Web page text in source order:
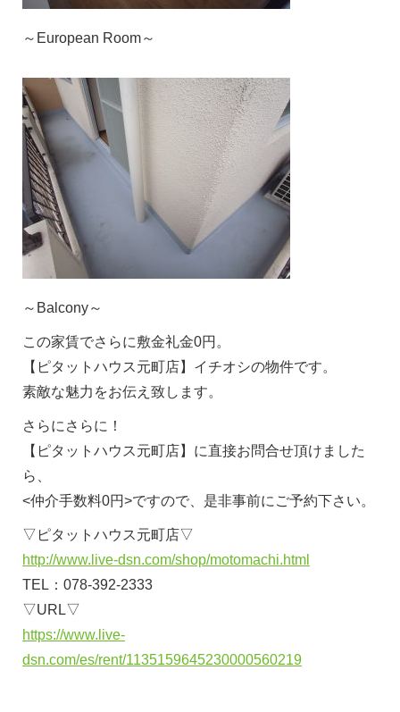
～European Room～
～Balcony～
この家賃でさらに敷金礼金0円。
【ピタットハウス元町店】イチオシの物件です。
素敵な魅力をお伝え致します。
さらにさらに！
【ピタットハウス元町店】に直接お問合せ頂けました
ら、
<仲介手数料0円>ですので、是非事前にご予約下さい。
▽ピタットハウス元町店▽
http://www.live-dsn.com/shop/motomachi.html
TEL：078-392-2333
▽URL▽
https://www.live-
dsn.com/es/rent/1135159645230000560219